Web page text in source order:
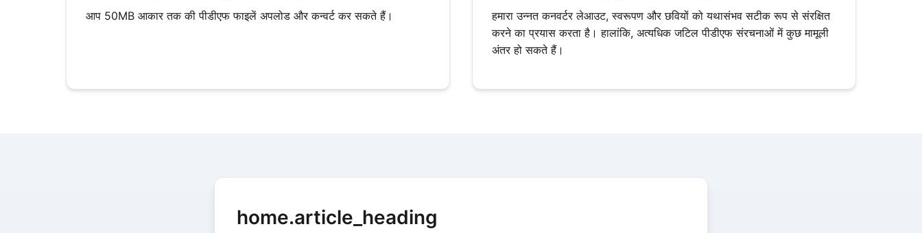
आप 50MB आकार तक की पीडीएफ फाइलें अपलोड और कन्वर्ट कर सकते हैं।
हमारा उन्नत कनवर्टर लेआउट, स्वरूपण और छवियों को यथासंभव सटीक रूप से संरक्षित
करने का प्रयास करता है। हालांकि, अत्यधिक जटिल पीडीएफ संरचनाओं में कुछ मामूली
अंतर हो सकते हैं।
home.article_heading